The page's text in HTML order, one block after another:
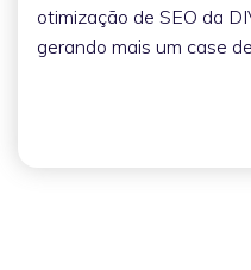
otimização de SEO da
gerando mais um case